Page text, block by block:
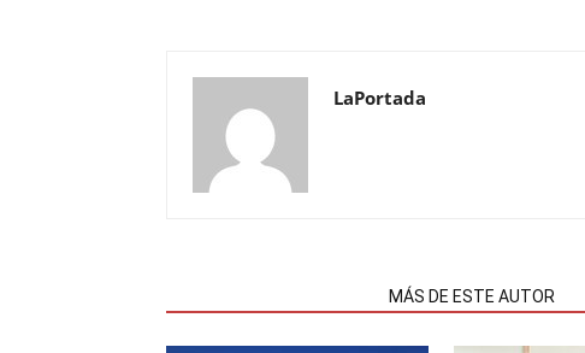
LaPortada
MÁS DE ESTE AUTOR